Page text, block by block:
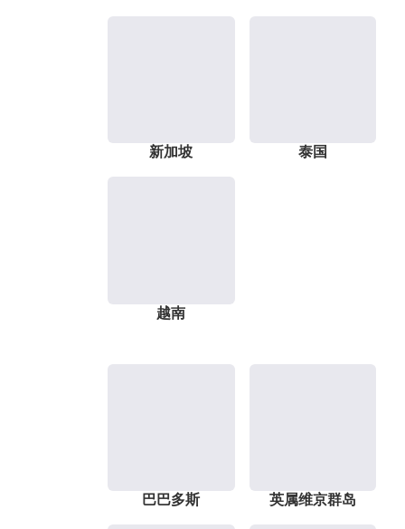
新加坡 泰国
越南
巴巴多斯 英属维京群岛